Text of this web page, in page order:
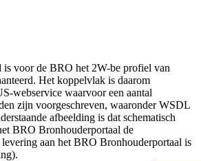
is voor de BRO het 2W-be profiel van
Het koppelvlak is daarom
webservice waarvoor een aantal
zijn voorgeschreven, waaronder WSDL
afbeelding is dat schematisch
BRO Bronhouderportaal de
aan het BRO Bronhouderportaal is